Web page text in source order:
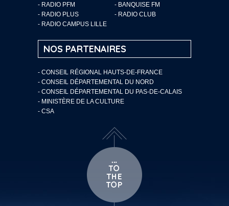
- RADIO PFM
- BANQUISE FM
- RADIO PLUS
- RADIO CLUB
- RADIO CAMPUS LILLE
NOS PARTENAIRES
- CONSEIL RÉGIONAL HAUTS-DE-FRANCE
- CONSEIL DÉPARTEMENTAL DU NORD
- CONSEIL DÉPARTEMENTAL DU PAS-DE-CALAIS
- MINISTÈRE DE LA CULTURE
- CSA